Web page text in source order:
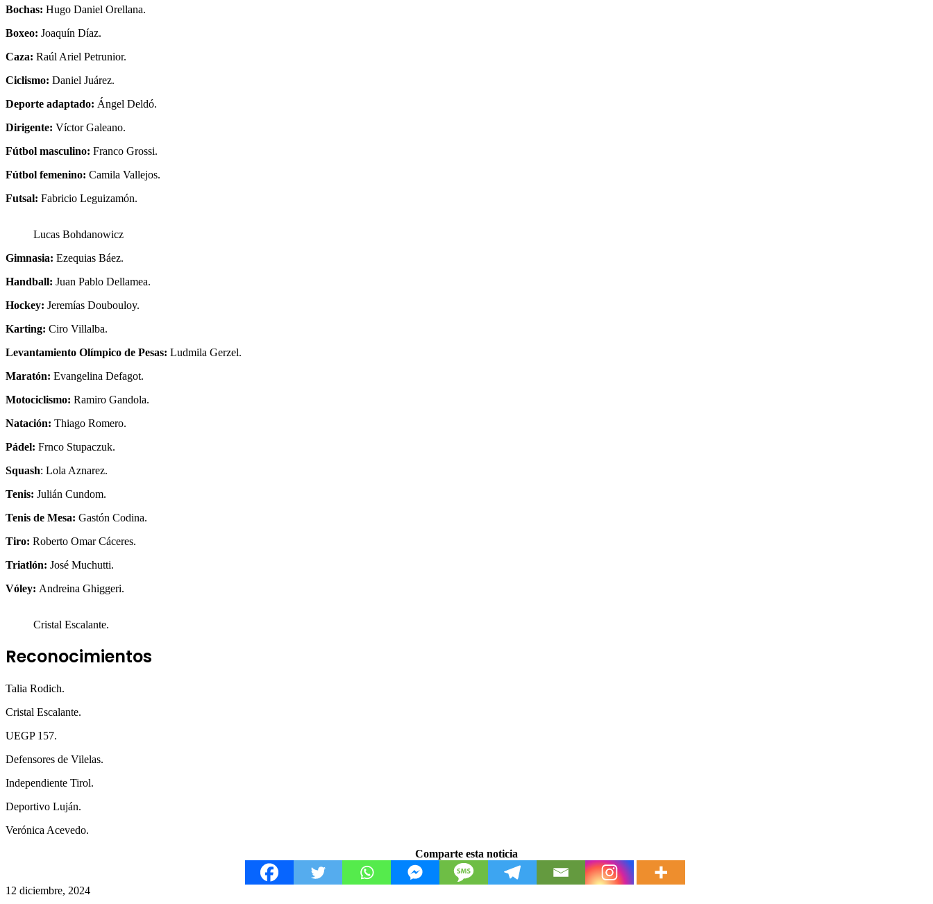
Bochas: Hugo Daniel Orellana.
Boxeo: Joaquín Díaz.
Caza: Raúl Ariel Petrunior.
Ciclismo: Daniel Juárez.
Deporte adaptado: Ángel Deldó.
Dirigente: Víctor Galeano.
Fútbol masculino: Franco Grossi.
Fútbol femenino: Camila Vallejos.
Futsal: Fabricio Leguizamón.
Lucas Bohdanowicz
Gimnasia: Ezequias Báez.
Handball: Juan Pablo Dellamea.
Hockey: Jeremías Doubouloy.
Karting: Ciro Villalba.
Levantamiento Olímpico de Pesas: Ludmila Gerzel.
Maratón: Evangelina Defagot.
Motociclismo: Ramiro Gandola.
Natación: Thiago Romero.
Pádel: Frnco Stupaczuk.
Squash: Lola Aznarez.
Tenis: Julián Cundom.
Tenis de Mesa: Gastón Codina.
Tiro: Roberto Omar Cáceres.
Triatlón: José Muchutti.
Vóley: Andreina Ghiggeri.
Cristal Escalante.
Reconocimientos
Talia Rodich.
Cristal Escalante.
UEGP 157.
Defensores de Vilelas.
Independiente Tirol.
Deportivo Luján.
Verónica Acevedo.
Comparte esta noticia
12 diciembre, 2024